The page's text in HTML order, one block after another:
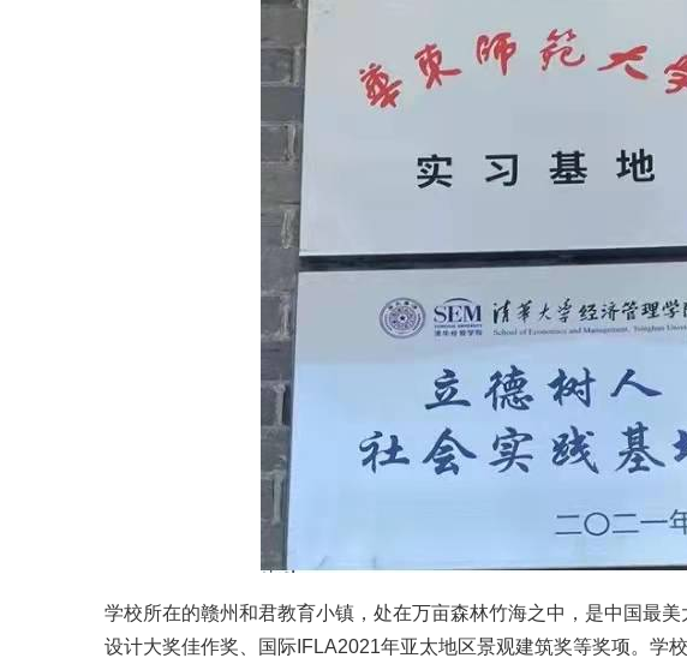
学校所在的赣州和君教育小镇，处在万亩森林竹海之中，是中国最
设计大奖佳作奖、国际IFLA2021年亚太地区景观建筑奖等奖项。学